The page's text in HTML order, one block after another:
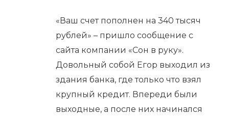
«Ваш счет пополнен на 340 тысяч
рублей» – пришло сообщение с
сайта компании «Сон в руку».
Довольный собой Егор выходил из
здания банка, где только что взял
крупный кредит. Впереди были
выходные, а после них начинался